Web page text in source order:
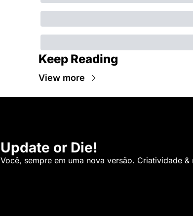
Keep Reading
View more
Update or Die!
Você, sempre em uma nova versão. Criatividade &